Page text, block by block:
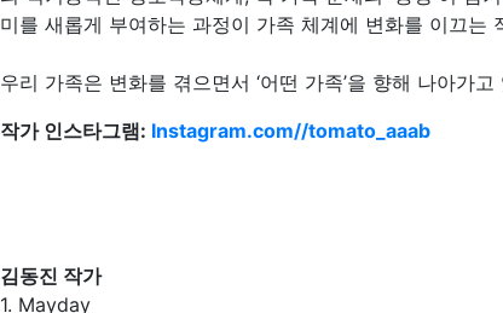
미를 새롭게 부여하는 과정이 가족 체계에 변화를 이끄는
우리 가족은 변화를 겪으면서 ‘어떤 가족’을 향해 나아가
작가 인스타그램: Instagram.com//tomato_aaab
김동진 작가
1. Mayday